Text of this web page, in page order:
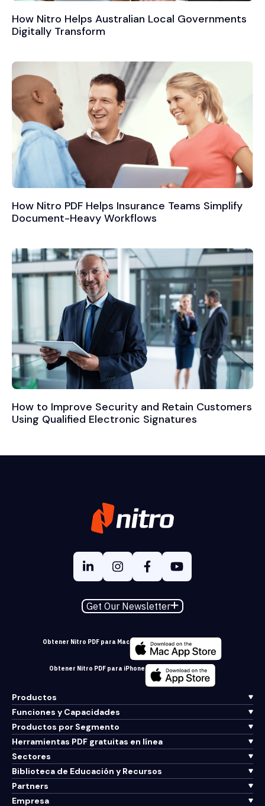
How Nitro Helps Australian Local Governments
Digitally Transform
How Nitro PDF Helps Insurance Teams Simplify
Document-Heavy Workflows
How to Improve Security and Retain Customers
Using Qualified Electronic Signatures
Get Our Newsletter
Obtener Nitro PDF para Mac
Obtener Nitro PDF para iPhone
Productos
Funciones y Capacidades
Productos por Segmento
Herramientas PDF gratuitas en línea
Sectores
Biblioteca de Educación y Recursos
Partners
Empresa